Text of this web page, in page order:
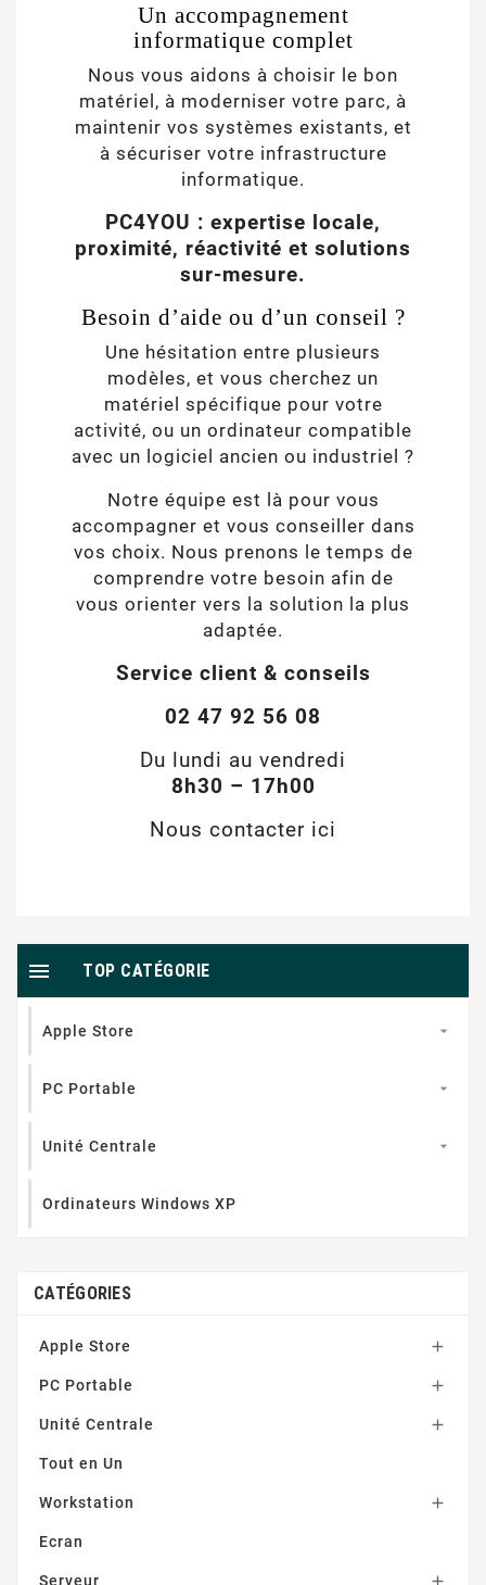
Un accompagnement
informatique complet
Nous vous aidons à choisir le bon
matériel, à moderniser votre parc, à
maintenir vos systèmes existants, et
à sécuriser votre infrastructure
informatique.
PC4YOU : expertise locale,
proximité, réactivité et solutions
sur-mesure.
Besoin d’aide ou d’un conseil ?
Une hésitation entre plusieurs
modèles, et vous cherchez un
matériel spécifique pour votre
activité, ou un ordinateur compatible
avec un logiciel ancien ou industriel ?
Notre équipe est là pour vous
accompagner et vous conseiller dans
vos choix. Nous prenons le temps de
comprendre votre besoin afin de
vous orienter vers la solution la plus
adaptée.
Service client & conseils
02 47 92 56 08
Du lundi au vendredi
8h30 – 17h00
Nous contacter ici
TOP CATÉGORIE

Apple Store 
PC Portable 
Unité Centrale 
Ordinateurs Windows XP
CATÉGORIES
Apple Store 
PC Portable 
Unité Centrale 
Tout en Un
Workstation 
Ecran
Serveur 